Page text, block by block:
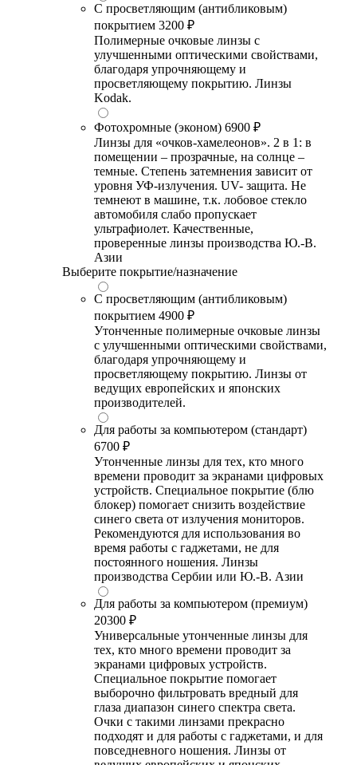
С просветляющим (антибликовым)
покрытием 3200 ₽
Полимерные очковые линзы с
улучшенными оптическими свойствами,
благодаря упрочняющему и
просветляющему покрытию. Линзы
Kodak.
Фотохромные (эконом) 6900 ₽
Линзы для «очков-хамелеонов». 2 в 1: в
помещении – прозрачные, на солнце –
темные. Степень затемнения зависит от
уровня УФ-излучения. UV- защита. Не
темнеют в машине, т.к. лобовое стекло
автомобиля слабо пропускает
ультрафиолет. Качественные,
проверенные линзы производства Ю.-В.
Азии
Выберите покрытие/назначение
С просветляющим (антибликовым)
покрытием 4900 ₽
Утонченные полимерные очковые линзы
с улучшенными оптическими свойствами,
благодаря упрочняющему и
просветляющему покрытию. Линзы от
ведущих европейских и японских
производителей.
Для работы за компьютером (стандарт)
6700 ₽
Утонченные линзы для тех, кто много
времени проводит за экранами цифровых
устройств. Специальное покрытие (блю
блокер) помогает снизить воздействие
синего света от излучения мониторов.
Рекомендуются для использования во
время работы с гаджетами, не для
постоянного ношения. Линзы
производства Сербии или Ю.-В. Азии
Для работы за компьютером (премиум)
20300 ₽
Универсальные утонченные линзы для
тех, кто много времени проводит за
экранами цифровых устройств.
Специальное покрытие помогает
выборочно фильтровать вредный для
глаза диапазон синего спектра света.
Очки с такими линзами прекрасно
подходят и для работы с гаджетами, и для
повседневного ношения. Линзы от